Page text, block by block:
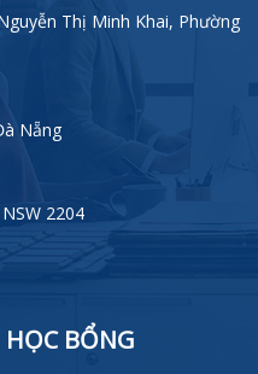
Thị Minh Khai, Phường
Nẵng
2204
HỌC BỔNG